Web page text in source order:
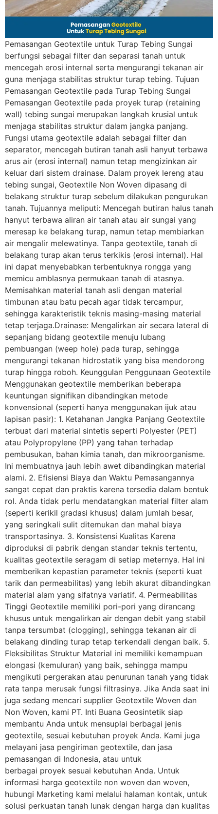
Pemasangan Geotextile untuk Turap Tebing Sungai
berfungsi sebagai filter dan separasi tanah untuk
mencegah erosi internal serta mengurangi tekanan air
guna menjaga stabilitas struktur turap tebing. Tujuan
Pemasangan Geotextile pada Turap Tebing Sungai
Pemasangan Geotextile pada proyek turap (retaining
wall) tebing sungai merupakan langkah krusial untuk
menjaga stabilitas struktur dalam jangka panjang.
Fungsi utama geotextile adalah sebagai filter dan
separator, mencegah butiran tanah asli hanyut terbawa
arus air (erosi internal) namun tetap mengizinkan air
keluar dari sistem drainase. Dalam proyek lereng atau
tebing sungai, Geotextile Non Woven dipasang di
belakang struktur turap sebelum dilakukan pengurukan
tanah. Tujuannya meliputi: Mencegah butiran halus tanah
hanyut terbawa aliran air tanah atau air sungai yang
meresap ke belakang turap, namun tetap membiarkan
air mengalir melewatinya. Tanpa geotextile, tanah di
belakang turap akan terus terkikis (erosi internal). Hal
ini dapat menyebabkan terbentuknya rongga yang
memicu amblasnya permukaan tanah di atasnya.
Memisahkan material tanah asli dengan material
timbunan atau batu pecah agar tidak tercampur,
sehingga karakteristik teknis masing-masing material
tetap terjaga.Drainase: Mengalirkan air secara lateral di
sepanjang bidang geotextile menuju lubang
pembuangan (weep hole) pada turap, sehingga
mengurangi tekanan hidrostatik yang bisa mendorong
turap hingga roboh. Keunggulan Penggunaan Geotextile
Menggunakan geotextile memberikan beberapa
keuntungan signifikan dibandingkan metode
konvensional (seperti hanya menggunakan ijuk atau
lapisan pasir): 1. Ketahanan Jangka Panjang Geotextile
terbuat dari material sintetis seperti Polyester (PET)
atau Polypropylene (PP) yang tahan terhadap
pembusukan, bahan kimia tanah, dan mikroorganisme.
Ini membuatnya jauh lebih awet dibandingkan material
alami. 2. Efisiensi Biaya dan Waktu Pemasangannya
sangat cepat dan praktis karena tersedia dalam bentuk
rol. Anda tidak perlu mendatangkan material filter alam
(seperti kerikil gradasi khusus) dalam jumlah besar,
yang seringkali sulit ditemukan dan mahal biaya
transportasinya. 3. Konsistensi Kualitas Karena
diproduksi di pabrik dengan standar teknis tertentu,
kualitas geotextile seragam di setiap meternya. Hal ini
memberikan kepastian parameter teknis (seperti kuat
tarik dan permeabilitas) yang lebih akurat dibandingkan
material alam yang sifatnya variatif. 4. Permeabilitas
Tinggi Geotextile memiliki pori-pori yang dirancang
khusus untuk mengalirkan air dengan debit yang stabil
tanpa tersumbat (clogging), sehingga tekanan air di
belakang dinding turap tetap terkendali dengan baik. 5.
Fleksibilitas Struktur Material ini memiliki kemampuan
elongasi (kemuluran) yang baik, sehingga mampu
mengikuti pergerakan atau penurunan tanah yang tidak
rata tanpa merusak fungsi filtrasinya. Jika Anda saat ini
juga sedang mencari supplier Geotextile Woven dan
Non Woven, kami PT. Inti Buana Geosintetik siap
membantu Anda untuk mensuplai berbagai jenis
geotextile, sesuai kebutuhan proyek Anda. Kami juga
melayani jasa pengiriman geotextile, dan jasa
pemasangan di Indonesia, atau untuk
berbagai proyek sesuai kebutuhan Anda. Untuk
informasi harga geotextile non woven dan woven,
hubungi Marketing kami melalui halaman kontak, untuk
solusi perkuatan tanah lunak dengan harga dan kualitas